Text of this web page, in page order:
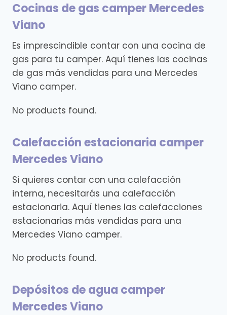
Cocinas de gas camper Mercedes
Viano
Es imprescindible contar con una cocina de
gas para tu camper. Aquí tienes las cocinas
de gas más vendidas para una Mercedes
Viano camper.
No products found.
Calefacción estacionaria camper
Mercedes Viano
Si quieres contar con una calefacción
interna, necesitarás una calefacción
estacionaria. Aquí tienes las calefacciones
estacionarias más vendidas para una
Mercedes Viano camper.
No products found.
Depósitos de agua camper
Mercedes Viano